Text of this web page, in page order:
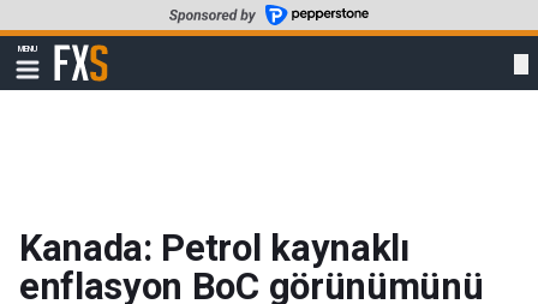
to
main
content
MENU
Show
navigation
FXStreet
Kanada: Petrol kaynaklı
enflasyon BoC görünümünü